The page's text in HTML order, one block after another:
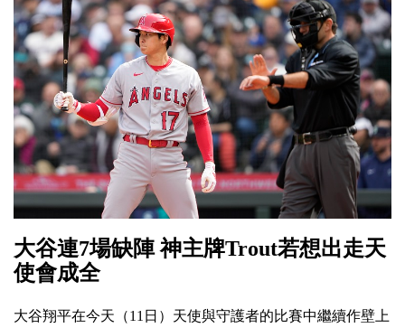
大谷連7場缺陣 神主牌Trout若想出走天
使會成全
大谷翔平在今天（11日）天使與守護者的比賽中繼續作壁上